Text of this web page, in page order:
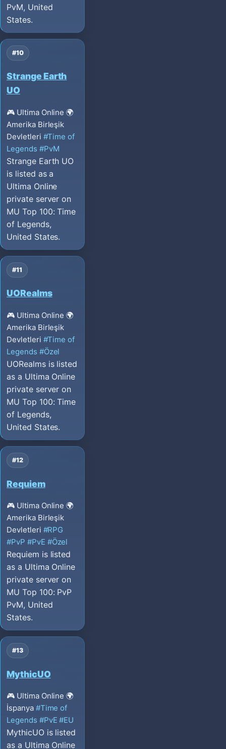
PvM, United
States.
#10
Strange Earth
UO
🎮 Ultima Online 🌍
Amerika Birleşik
Devletleri #Time of
Legends #PvM
Strange Earth UO
is listed as a
Ultima Online
private server on
MU Top 100: Time
of Legends,
United States.
#11
UORealms
🎮 Ultima Online 🌍
Amerika Birleşik
Devletleri #Time of
Legends #Özel
UORealms is listed
as a Ultima Online
private server on
MU Top 100: Time
of Legends,
United States.
#12
Requiem
🎮 Ultima Online 🌍
Amerika Birleşik
Devletleri #RPG
#PvP #PvE #Özel
Requiem is listed
as a Ultima Online
private server on
MU Top 100: PvP
PvM, United
States.
#13
MythicUO
🎮 Ultima Online 🌍
İspanya #Time of
Legends #PvE #EU
MythicUO is listed
as a Ultima Online